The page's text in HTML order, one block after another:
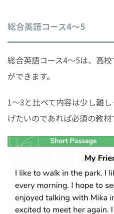
総合英語コース4〜5
総合英語コース4〜5は、高
ができます。
1〜3と比べて内容は少し難
げたいのであれば必須の教材